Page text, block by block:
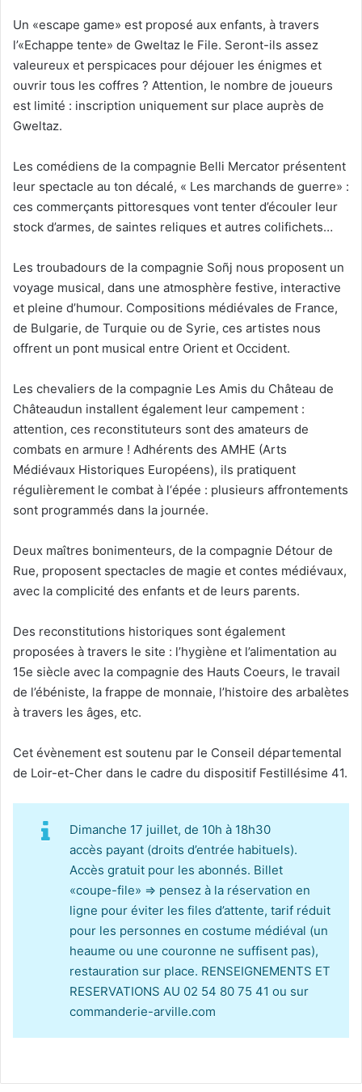
Un «escape game» est proposé aux enfants, à travers
l’«Echappe tente» de Gweltaz le File. Seront-ils assez
valeureux et perspicaces pour déjouer les énigmes et
ouvrir tous les coffres ? Attention, le nombre de joueurs
est limité : inscription uniquement sur place auprès de
Gweltaz.
Les comédiens de la compagnie Belli Mercator présentent
leur spectacle au ton décalé, « Les marchands de guerre» :
ces commerçants pittoresques vont tenter d’écouler leur
stock d’armes, de saintes reliques et autres colifichets…
Les troubadours de la compagnie Soñj nous proposent un
voyage musical, dans une atmosphère festive, interactive
et pleine d’humour. Compositions médiévales de France,
de Bulgarie, de Turquie ou de Syrie, ces artistes nous
offrent un pont musical entre Orient et Occident.
Les chevaliers de la compagnie Les Amis du Château de
Châteaudun installent également leur campement :
attention, ces reconstituteurs sont des amateurs de
combats en armure ! Adhérents des AMHE (Arts
Médiévaux Historiques Européens), ils pratiquent
régulièrement le combat à l‘épée : plusieurs affrontements
sont programmés dans la journée.
Deux maîtres bonimenteurs, de la compagnie Détour de
Rue, proposent spectacles de magie et contes médiévaux,
avec la complicité des enfants et de leurs parents.
Des reconstitutions historiques sont également
proposées à travers le site : l’hygiène et l’alimentation au
15e siècle avec la compagnie des Hauts Coeurs, le travail
de l’ébéniste, la frappe de monnaie, l’histoire des arbalètes
à travers les âges, etc.
Cet évènement est soutenu par le Conseil départemental
de Loir-et-Cher dans le cadre du dispositif Festillésime 41.
Dimanche 17 juillet, de 10h à 18h30
accès payant (droits d’entrée habituels).
Accès gratuit pour les abonnés. Billet
«coupe-file» => pensez à la réservation en
ligne pour éviter les files d’attente, tarif réduit
pour les personnes en costume médiéval (un
heaume ou une couronne ne suffisent pas),
restauration sur place. RENSEIGNEMENTS ET
RESERVATIONS AU 02 54 80 75 41 ou sur
commanderie-arville.com